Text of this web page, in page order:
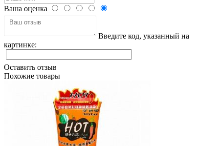
Ваша оценка
Введите код, указанный на
картинке:
Оставить отзыв
Похожие товары